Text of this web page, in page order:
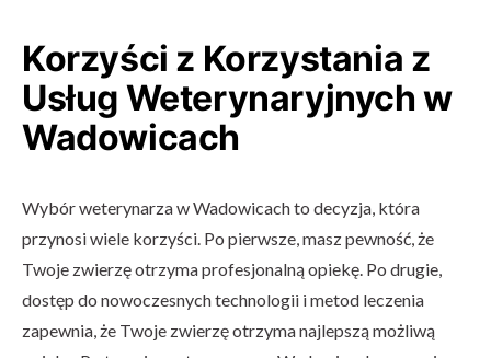
Korzyści z Korzystania z
Usług Weterynaryjnych w
Wadowicach
Wybór weterynarza w Wadowicach to decyzja, która
przynosi wiele korzyści. Po pierwsze, masz pewność, że
Twoje zwierzę otrzyma profesjonalną opiekę. Po drugie,
dostęp do nowoczesnych technologii i metod leczenia
zapewnia, że Twoje zwierzę otrzyma najlepszą możliwą